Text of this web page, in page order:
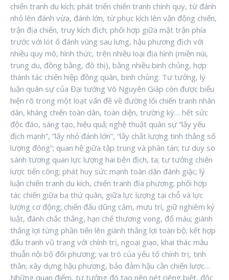
chiến tranh du kích; phát triển chiến tranh chính quy, từ đánh
nhỏ lên đánh vừa, đánh lớn, từ phục kích lên vận động chiến,
trận địa chiến, truy kích địch; phối hợp giữa mặt trận phía
trước với lót ổ đánh vùng sau lưng, hậu phương địch với
nhiều quy mô, hình thức, trên nhiều loại địa hình (miền núi,
trung du, đồng bằng, đô thị), bằng nhiều binh chủng, hợp
thành tác chiến hiệp đồng quân, binh chủng. Tư tưởng, lý
luận quân sự của Đại tướng Võ Nguyên Giáp còn được biểu
hiện rõ trong một loạt vấn đề về đường lối chiến tranh nhân
dân, kháng chiến toàn dân, toàn diện, trường kỳ… hết sức
độc đáo, sáng tạo, hiệu quả; nghệ thuật quân sự “lấy yếu
địch mạnh”, “lấy nhỏ đánh lớn”, “lấy chất lượng tinh thắng số
lượng đông”; quan hệ giữa tập trung và phân tán; tư duy so
sánh tương quan lực lượng hai bên địch, ta; tư tưởng chiến
lược tiến công; phát huy sức mạnh toàn dân đánh giặc; lý
luận chiến tranh du kích, chiến tranh địa phương; phối hợp
tác chiến giữa ba thứ quân, giữa lực lượng tại chỗ và lực
lượng cơ động; chiến đấu dũng cảm, mưu trí, giữ nghiêm kỷ
luật, đánh chắc thắng, hạn chế thương vong, đổ máu; giành
thắng lợi từng phần tiến lên giành thắng lợi toàn bộ; kết hợp
đấu tranh vũ trang với chính trị, ngoại giao, khai thác mâu
thuẫn nội bộ đối phương; vai trò của yếu tố chính trị, tinh
thần; xây dựng hậu phương, bảo đảm hậu cần chiến lược…
Những quan điểm, tư tưởng đó tạo nên nét riêng biệt, độc